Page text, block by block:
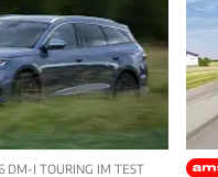
DM-I TOURING IM TEST